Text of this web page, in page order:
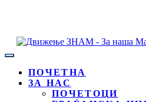
ПОЧЕТНА
ЗА НАС
ПОЧЕТОЦИ